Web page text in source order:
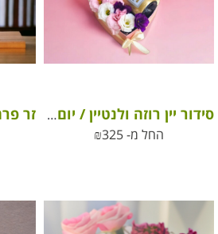
סידור יין רוזה ולנטיין / יום האהבה
החל מ-
₪325